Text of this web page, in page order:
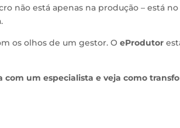
não está apenas na produção – está
os olhos de um gestor. O eProdutor
um especialista e veja como